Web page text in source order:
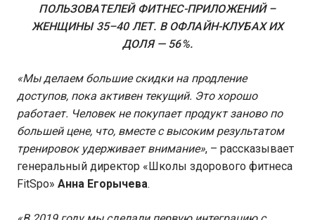
ПОЛЬЗОВАТЕЛЕЙ ФИТНЕС-ПРИЛОЖЕНИЙ –
ЖЕНЩИНЫ 35–40 ЛЕТ. В ОФЛАЙН-КЛУБАХ ИХ
ДОЛЯ — 56%.
«Мы делаем большие скидки на продление
доступов, пока активен текущий. Это хорошо
работает. Человек не покупает продукт заново по
большей цене, что, вместе с высоким результатом
тренировок удерживает внимание», – рассказывает
генеральный директор «Школы здорового фитнеса
FitSpo» Анна Егорычева.